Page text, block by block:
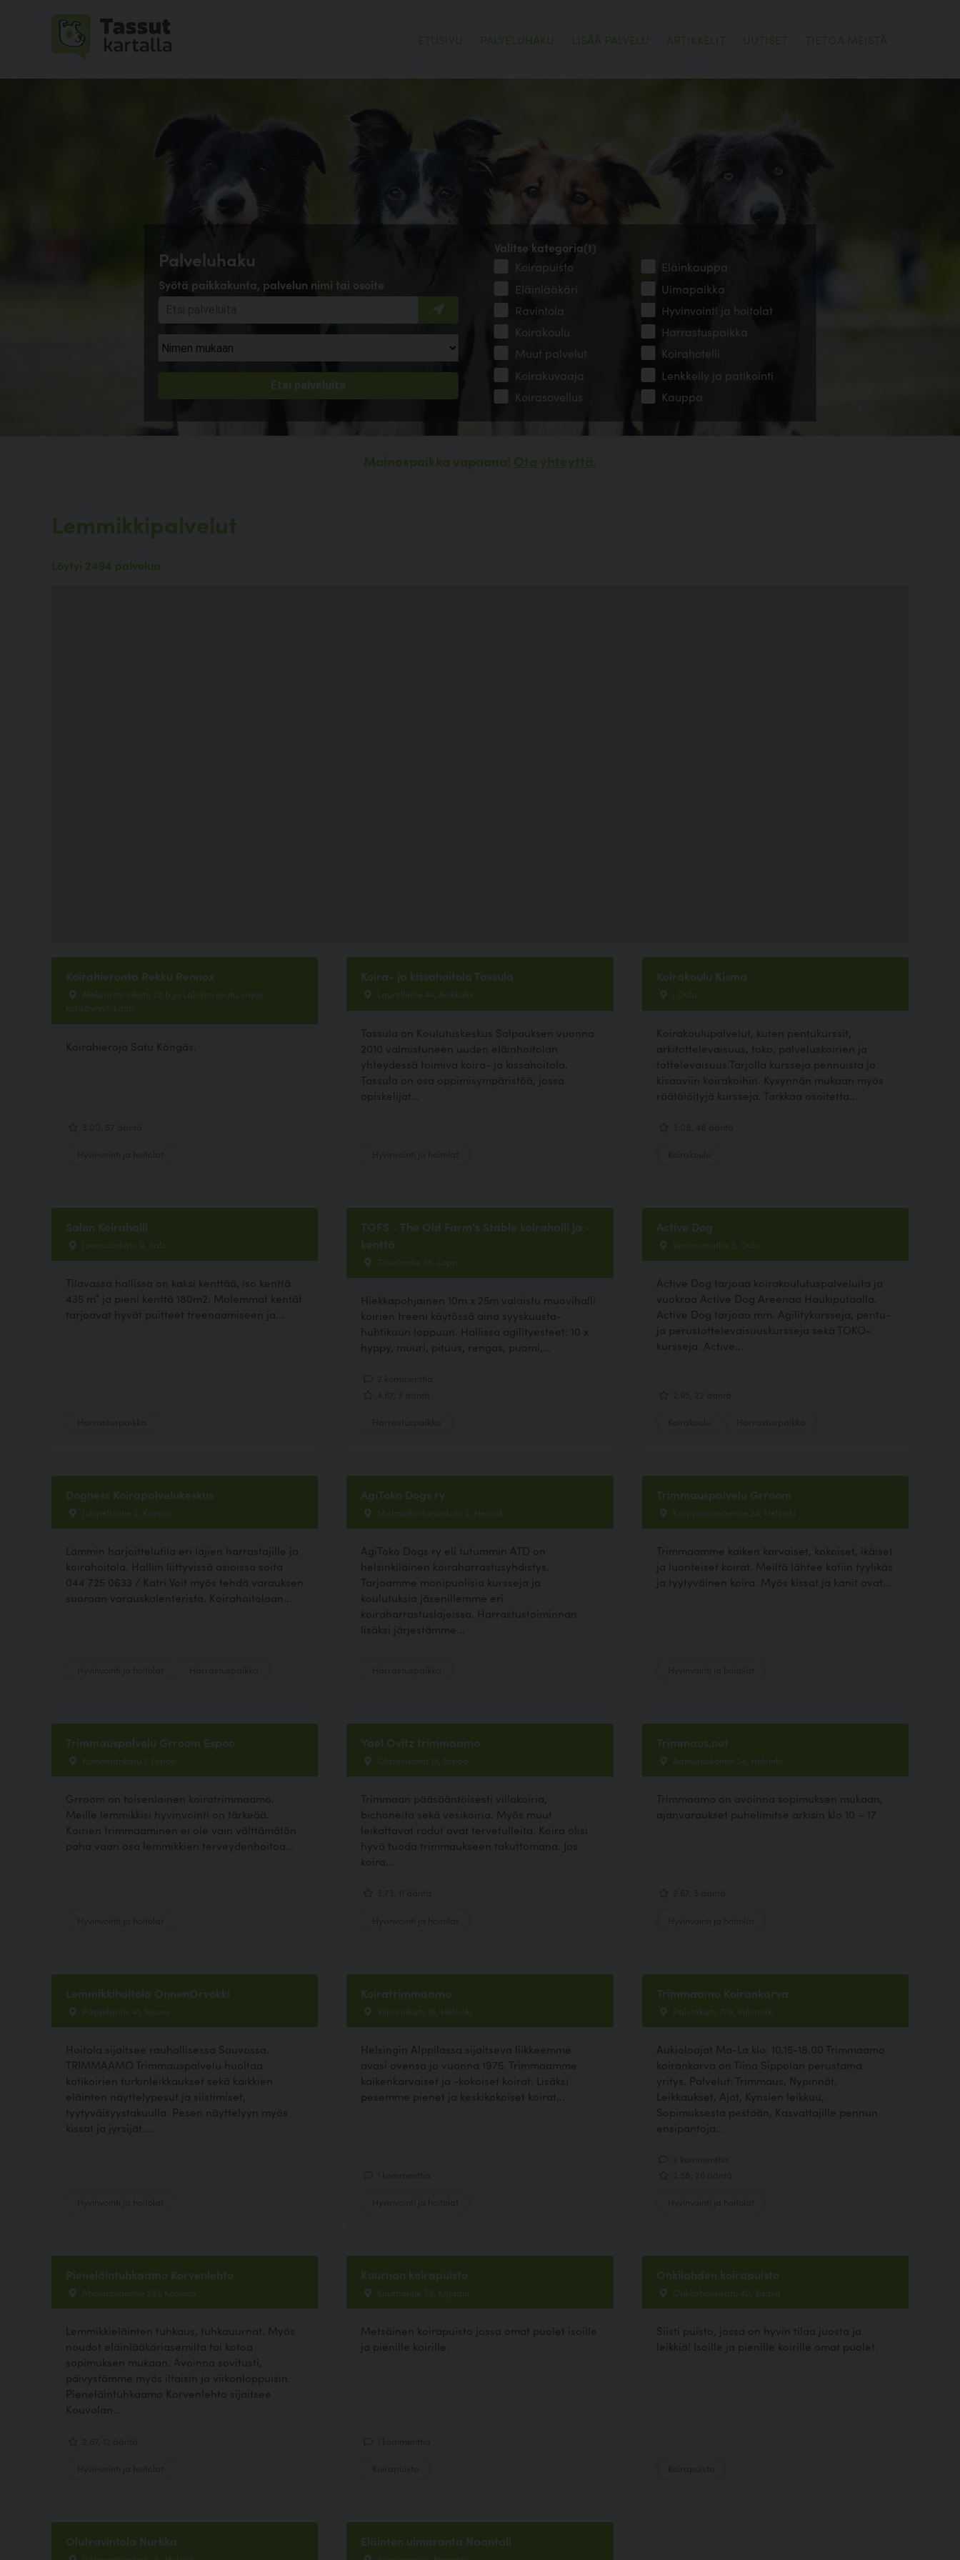
ETUSIVU PALVELUHAKU LISÄÄ PALVELU ARTIKKELIT UUTISET TIETOA MEISTÄ
Palveluhaku
Syötä paikkakunta, palvelun nimi tai osoite
Valitse kategoria(t)
Koirapuisto
Eläinkauppa
Eläinlääkäri
Uimapaikka
Ravintola
Hyvinvointi ja hoitolat
Koirakoulu
Harrastuspaikka
Muut palvelut
Koirahotelli
Koirakuvaaja
Lenkkeily ja patikointi
Koirasovellus
Kauppa
Mainospaikka vapaana! Ota yhteyttä.
Lemmikkipalvelut
Löytyi 2494 palvelua
Koirahieronta Rekku Rennox
Aleksanterinkatu 25 b ja Lahden seutu, myös
kotikäynnit, Lahti
Koirahieroja Satu Köngäs.
Koira- ja kissahoitola Tassula
Laurellintie 44, Asikkala
Tassula on Koulutuskeskus Salpauksen vuonna
2010 valmistuneen uuden eläinhoitolan
yhteydessä toimiva koira- ja kissahoitola.
Tassula on osa oppimisympäristöä, jossa
opiskelijat...
Koirakoulu Kisma
, Oulu
Koirakoulupalvelut, kuten pentukurssit,
arkitottelevaisuus, toko, palveluskoirien ja
tottelevaisuus.Tarjolla kursseja pennuista jo
kisaaviin koirakoihin. Kysynnän mukaan myös
räätälöityjä kursseja. Tarkkaa osoitetta...
Salon Koirahalli
Joensuunkatu 9, Salo
Tilavassa hallissa on kaksi kenttää, iso kenttä
435 m² ja pieni kenttä 180m2. Molemmat kentät
tarjoavat hyvät puitteet treenaamiseen ja...
TOFS - The Old Farm's Stable koirahalli ja -
kenttä
Toivolantie 56, Loppi
Hiekkapohjainen 10m x 25m valaistu muovihalli
koirien treeni käytössä aina syyskuusta-
huhtikuun loppuun. Hallissa agilityesteet: 10 x
hyppy, muuri, pituus, rengas, puomi,...
Active Dog
Verstasmutka 3, Oulu
Active Dog tarjoaa koirakoulutuspalveluita ja
vuokraa Active Dog Areenaa Haukiputaalla.
Active Dog tarjoaa mm. Agilitykursseja, pentu-
ja perustottelevaisuuskursseja sekä TOKO-
kursseja. Active...
Dogness Koirapalvelukeskus
Jokipellontie 2, Kannus
Lämmin harjoittelutila eri lajien harrastajille ja
koirahoitola. Halliin liittyvissä asioissa soita
044 725 0633 / Katri Voit myös tehdä varauksen
suoraan varauskalenterista. Koirahoitolaan...
AgiToko Dogs ry
Malminkartanonkuja 2, Helsinki
AgiToko Dogs ry eli tutummin ATD on
helsinkiläinen koiraharrastusyhdistys.
Tarjoamme monipuolisia kursseja ja
koulutuksia jäsenillemme eri
koiraharrastuslajeissa. Harrastustoiminnan
lisäksi järjestämme...
Trimmauspalvelu Grroom
Korppaanmäentie 24, Helsinki
Trimmaamme kaiken karvaiset, kokoiset, ikäiset
ja luonteiset koirat. Meiltä lähtee kotiin tyylikäs
ja tyytyväinen koira. Myös kissat ja kanit ovat...
Trimmauspalvelu Grroom Espoo
Komeetankatu 1, Espoo
Grroom on toisenlainen koiratrimmaamo.
Meille lemmikkisi hyvinvointi on tärkeää.
Koirien trimmaaminen ei ole vain välttämätön
paha vaan osa lemmikkien terveydenhoitoa...
Yael Ovitz trimmaamo
Olarinluoma 13, Espoo
Trimmaan pääsääntöisesti villakoiria,
bichoneita sekä vesikoiria. Myös muut
leikattavat rodut ovat tervetulleita. Koira olisi
hyvä tuoda trimmaukseen takuttomana. Jos
koira...
Trimmaus.net
Aamuruskontie 24, Helsinki
Trimmaamo on avoinna sopimuksen mukaan,
ajanvaraukset puhelimitse arkisin klo 10 – 17
Lemmikkihoitola OnnenOrvokki
Pappilantie 41, Sauvo
Hoitola sijaitsee rauhallisessa Sauvossa.
TRIMMAAMO Trimmauspalvelu huoltaa
kotikoirien turkinleikkaukset sekä kaikkien
eläinten näyttelypesut ja siistimiset,
tyytyväisyystakuulla. Pesen näyttelyyn myös
kissat ja jyrsijät....
Koiratrimmaamo
Viipurinkatu 18, Helsinki
Helsingin Alppilassa sijaitseva liikkeemme
avasi ovensa jo vuonna 1975. Trimmaamme
kaikenkarvaiset ja -kokoiset koirat. Lisäksi
pesemme pienet ja keskikokoiset koirat...
Trimmaamo Koirankarva
Palstakatu 7-9, Riihimäki
Aukioloajat Ma-La klo: 10.15-18.00 Trimmaamo
koirankarva on Tiina Sippolan perustama
yritys. Palvelut: Trimmaus, Nypinnät,
Leikkaukset, Ajot, Kynsien leikkuu,
Sopimuksesta pestään, Kasvattajille pennun
ensipantoja...
Pieneläintuhkaamo Korvenlehto
Aholanmäentie 281, Kouvola
Lemmikkieläinten tuhkaus, tuhkauurnat. Myös
noudot eläinlääkäriasemilta tai kotoa
sopimuksen mukaan. Avoinna sovitusti,
päivystämme myös iltaisin ja viikonloppuisin.
Pieneläintuhkaamo Korvenlehto sijaitsee
Kouvolan...
Kuurnan koirapuisto
Kuurnantie 39, Kajaani
Metsäinen koirapuisto jossa omat puolet isoille
ja pienille koirille.
Onkilahden koirapuisto
Onkilahdenkatu 40, Vaasa
Siisti puisto, jossa on hyvin tilaa juosta ja
leikkiä! Isoille ja pienille koirille omat puolet.
Olutravintola Nurkka Eläinten uimaranta Naantali